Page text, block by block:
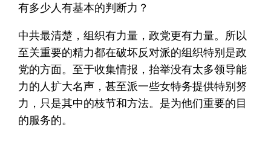
有多少人有基本的判断力？
中共最清楚，组织有力量，政党更有力量。所以
至关重要的精力都在破坏反对派的组织特别是政
党的方面。至于收集情报，抬举没有太多领导能
力的人扩大名声，甚至派一些女特务提供特别努
力，只是其中的枝节和方法。是为他们重要的目
的服务的。